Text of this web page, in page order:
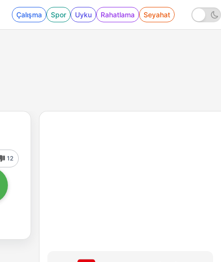
Çalışma Spor Uyku Rahatlama Seyahat
12